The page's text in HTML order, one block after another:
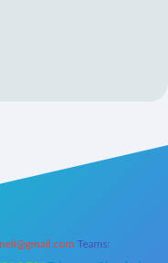
Teams: